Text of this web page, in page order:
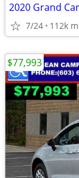
2020 Grand
7/24 112k
$77,993